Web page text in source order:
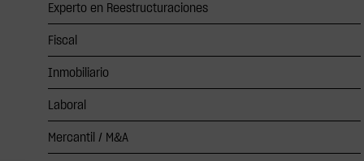
Experto en Reestructuraciones
Fiscal
Inmobiliario
Laboral
Mercantil / M&A